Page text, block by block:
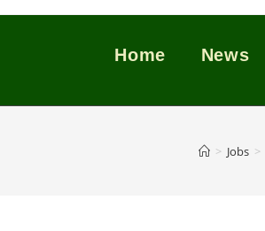
Home News
> Jobs >